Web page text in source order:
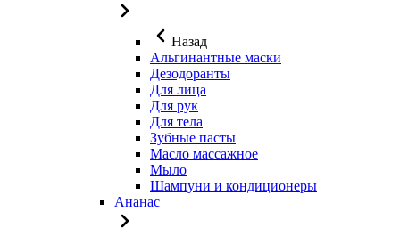
Назад
Альгинантные маски
Дезодоранты
Для лица
Для рук
Для тела
Зубные пасты
Масло массажное
Мыло
Шампуни и кондиционеры
Ананас